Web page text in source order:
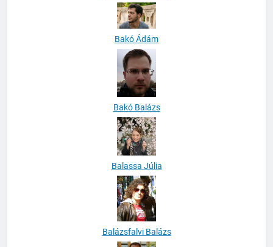
Bakó Ádám
Bakó Balázs
Balassa Júlia
Balázsfalvi Balázs